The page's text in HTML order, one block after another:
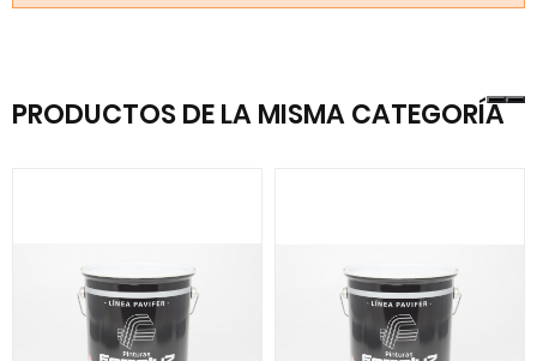
PRODUCTOS DE LA MISMA CATEGORÍA